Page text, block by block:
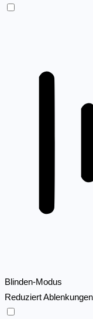
Blinden-Modus
Reduziert